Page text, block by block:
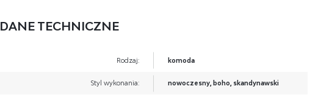
DANE TECHNICZNE
Rodzaj: komoda
Styl wykonania: nowoczesny, boho, skandynawski